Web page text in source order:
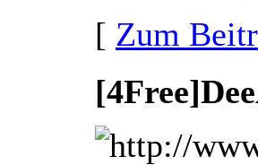
[ Zum